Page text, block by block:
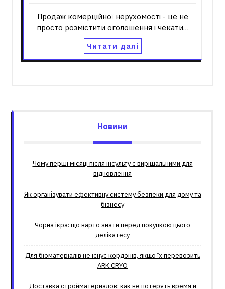
Продаж комерційної нерухомості - це не
просто розмістити оголошення і чекати…
Читати далі
Новини
Чому перші місяці після інсульту є вирішальними для
відновлення
Як організувати ефективну систему безпеки для дому та
бізнесу
Чорна ікра: що варто знати перед покупкою цього
делікатесу
Для біоматеріалів не існує кордонів, якщо їх перевозить
ARK.CRYO
Доставка стройматериалов: как не потерять время и